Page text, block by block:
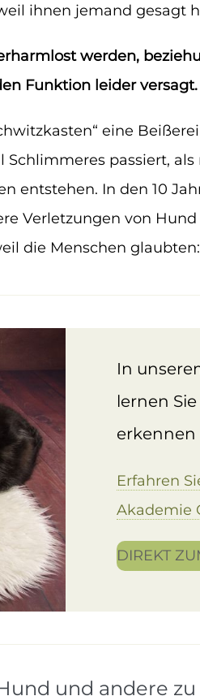
ihnen jemand gesagt
werden,
Funktion leider versagt.
eine
passiert,
entstehen. In den 10
Verletzungen von
die Menschen
In
lernen
erkennen
Erfahren
Akademie
DIREKT
und andere